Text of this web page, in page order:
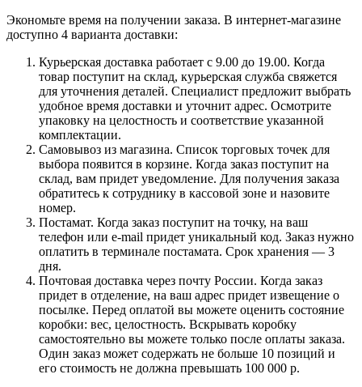
Экономьте время на получении заказа. В интернет-магазине
доступно 4 варианта доставки:
Курьерская доставка работает с 9.00 до 19.00. Когда
товар поступит на склад, курьерская служба свяжется
для уточнения деталей. Специалист предложит выбрать
удобное время доставки и уточнит адрес. Осмотрите
упаковку на целостность и соответствие указанной
комплектации.
Самовывоз из магазина. Список торговых точек для
выбора появится в корзине. Когда заказ поступит на
склад, вам придет уведомление. Для получения заказа
обратитесь к сотруднику в кассовой зоне и назовите
номер.
Постамат. Когда заказ поступит на точку, на ваш
телефон или e-mail придет уникальный код. Заказ нужно
оплатить в терминале постамата. Срок хранения — 3
дня.
Почтовая доставка через почту России. Когда заказ
придет в отделение, на ваш адрес придет извещение о
посылке. Перед оплатой вы можете оценить состояние
коробки: вес, целостность. Вскрывать коробку
самостоятельно вы можете только после оплаты заказа.
Один заказ может содержать не больше 10 позиций и
его стоимость не должна превышать 100 000 р.